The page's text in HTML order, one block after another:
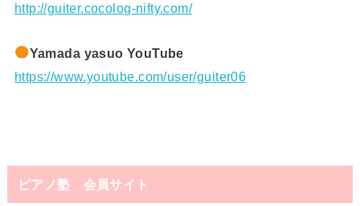
http://guiter.cocolog-nifty.com/
Yamada yasuo YouTube
https://www.youtube.com/user/guiter06
ピアノ塾 会員サイト